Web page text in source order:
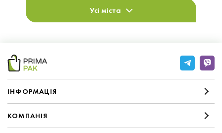
Усі міста
IНФОРМАЦIЯ
КОМПАНIЯ